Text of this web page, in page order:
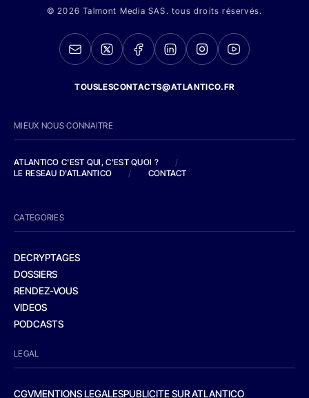
© 2026 Talmont Media SAS. tous droits réservés.
TOUSLESCONTACTS@ATLANTICO.FR
MIEUX NOUS CONNAITRE
ATLANTICO C'EST QUI, C'EST QUOI ?
/
LE RESEAU D'ATLANTICO
/ CONTACT
CATEGORIES
DECRYPTAGES
DOSSIERS
RENDEZ-VOUS
VIDEOS
PODCASTS
LEGAL
CGVMENTIONS LEGALESPUBLICITE SUR ATLANTICO